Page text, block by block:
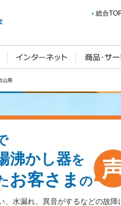
総合
山県
沸かし器を
お客さま の
、水漏れ、異音がするなどの故障